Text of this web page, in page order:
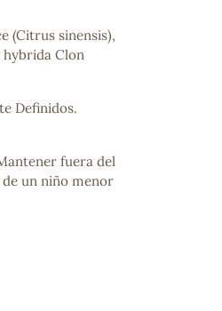
(Citrus sinensis),
hybrida Clon
Definidos.
fuera del
un niño menor